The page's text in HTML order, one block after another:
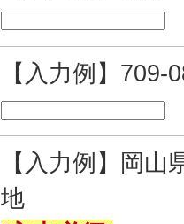
【入力例】
【入力例】岡
地